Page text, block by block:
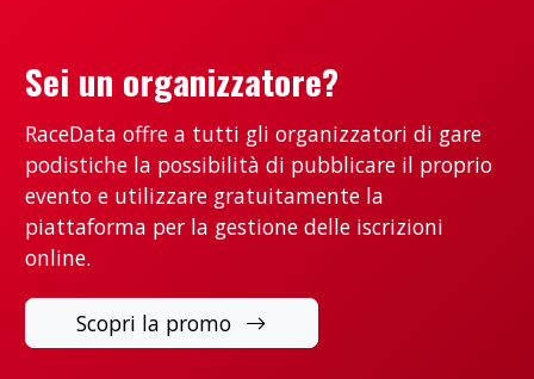
Sei un organizzatore?
RaceData offre a tutti gli organizzatori di gare
podistiche la possibilità di pubblicare il proprio
evento e utilizzare gratuitamente la
piattaforma per la gestione delle iscrizioni
online.
Scopri la promo